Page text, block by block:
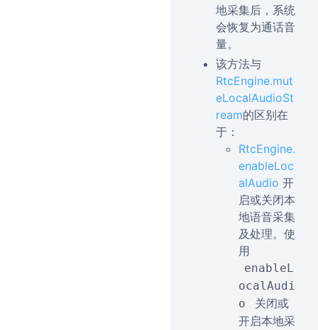
地采集后，系统
会恢复为通话音
量。
该方法与
RtcEngine.mut
eLocalAudioSt
ream的区别在
于：
RtcEngine.
enableLoc
alAudio 开
启或关闭本
地语音采集
及处理。使
用
enableL
ocalAudi
o
关闭或
开启本地采